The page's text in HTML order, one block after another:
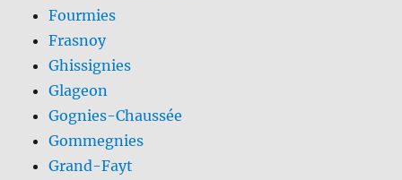
Fourmies
Frasnoy
Ghissignies
Glageon
Gognies-Chaussée
Gommegnies
Grand-Fayt